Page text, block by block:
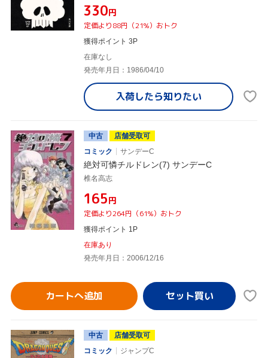
¥330円
定価より88円（21%）おトク
獲得ポイント 3P
在庫なし
発売年月日：1986/04/10
入荷したら知りたい
中古
店舗受取可
コミック
サンデーC
絶対可憐チルドレン(7) サンデーC
椎名高志
¥165円
定価より264円（61%）おトク
獲得ポイント 1P
在庫あり
発売年月日：2006/12/16
カートへ追加
中古
店舗受取可
コミック
ジャンプC